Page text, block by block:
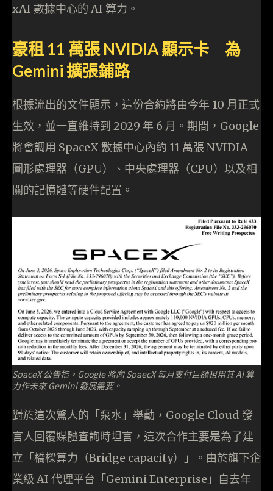
xAI 數據中心的 AI 算力。
豪租 11 萬張 NVIDIA 顯示卡 為
Gemini 擴張鋪路
根據流出的文件顯示，這份合約將由今年 10 月正式
生效，並一直維持到 2029 年 6 月。期間，Google
將會調用 SpaceX 數據中心內約 11 萬張 NVIDIA
圖形處理器（GPU）、中央處理器（CPU）以及相
關的記憶體等硬件配置。
SpaceX 公告指，Google 將向 SpaecX 每月支付巨額租用其 AI 算
力作未來 Gemini 發展需要。
對於這次驚人的「泵水」舉動，Google Cloud 發
言人回覆媒體查詢時坦言，這次合作主要是為了建
立「橋樑算力（Bridge capacity）」。由於旗下企
業級 AI 代理平台「Gemini Enterprise」自去年